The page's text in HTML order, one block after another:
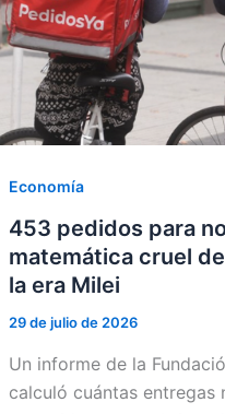
Economía
453 pedidos para
matemática cruel
la era Milei
29 de julio de 2026
Un informe de la
calculó cuántas entregas